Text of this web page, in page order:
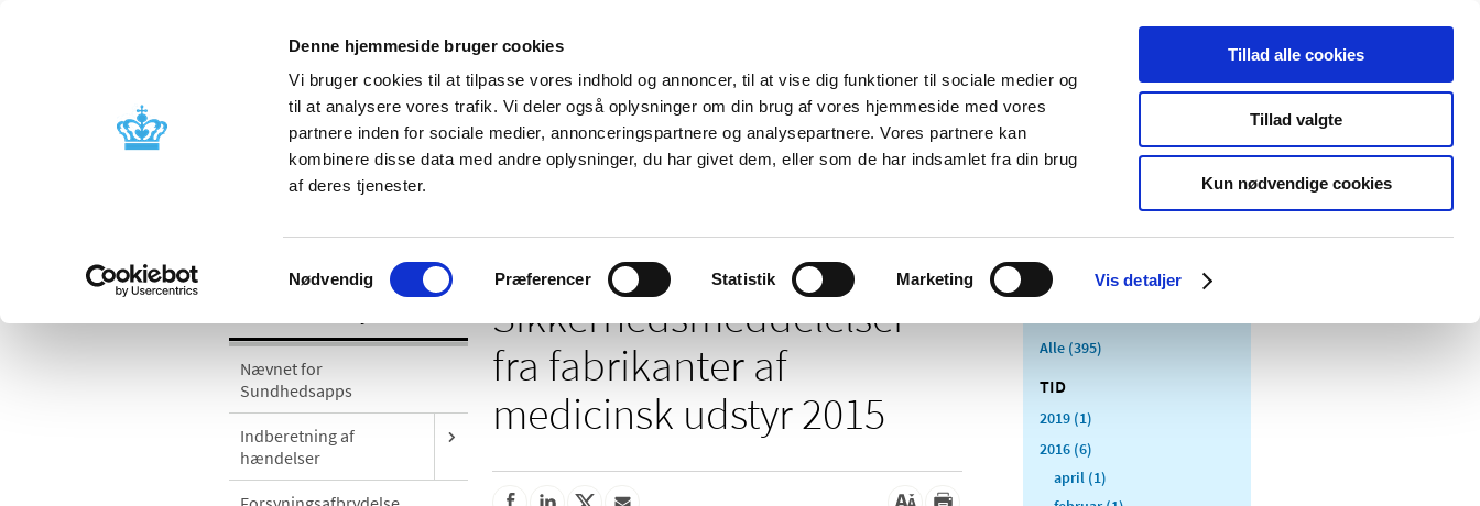
Denne hjemmeside bruger cookies
Vi bruger cookies til at tilpasse vores indhold og annoncer, til at vise dig funktioner til sociale medier og
til at analysere vores trafik. Vi deler også oplysninger om din brug af vores hjemmeside med vores
partnere inden for sociale medier, annonceringspartnere og analysepartnere. Vores partnere kan
kombinere disse data med andre oplysninger, du har givet dem, eller som de har indsamlet fra din brug
af deres tjenester.
Samtykkevalg
Nødvendig Præferencer Statistik Marketing Vis detaljer
Tillad alle cookies
Tillad valgte
Kun nødvendige cookies
Nyheder Om os Kontakt Udgivelser
Godkendelse og
Bivirkninger og
produktinformation
Tilskud og
Apoteker og salg af
Medicinsk
Særlige
produktområder
Nævnet for
Sundhedsapps
Indberetning af
hændelser
Sikkerheds­meddelelser
fra fabrikanter af
medicinsk udstyr 2015
Alle (395)
TID
2019 (1)
2016 (6)
april (1)